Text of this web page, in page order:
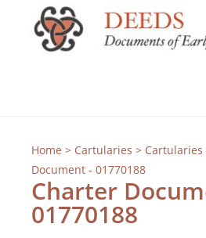
Home > Cartularies > Cartularies
Document - 01770188
Charter
01770188